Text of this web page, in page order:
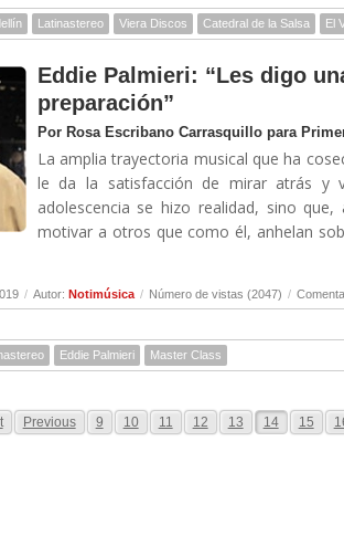
Latinastereo Viera Discos Catedral de la Salsa El
Eddie Palmieri: “Les digo
preparación”
Por Rosa Escribano Carrasquillo para
La amplia trayectoria musical que ha
le da la satisfacción de mirar atrás y
adolescencia se hizo realidad, sino
motivar a otros que como él, anhelan
/ Autor: Notimúsica / Número de vistas (2047) /
Eddie Palmieri Master Class
Previous 9 10 11 12 13 14 15